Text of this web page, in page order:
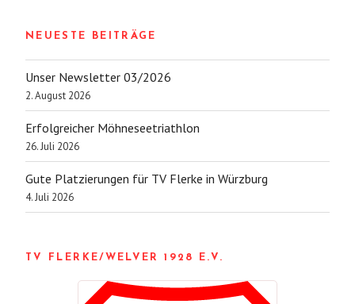
NEUESTE BEITRÄGE
Unser Newsletter 03/2026
2. August 2026
Erfolgreicher Möhneseetriathlon
26. Juli 2026
Gute Platzierungen für TV Flerke in Würzburg
4. Juli 2026
TV FLERKE/WELVER 1928 E.V.